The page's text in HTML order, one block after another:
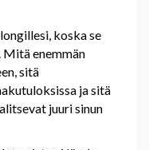
koska se
Mitä enemmän
sitä
ja sitä
juuri sinun